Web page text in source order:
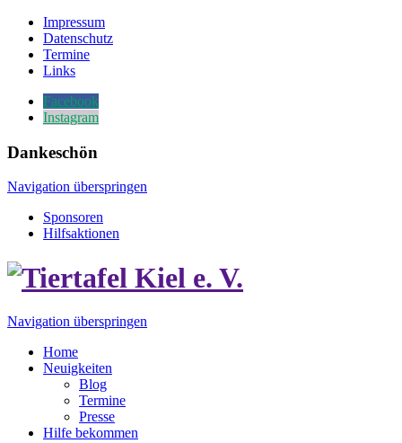
Impressum
Datenschutz
Termine
Links
Facebook
Instagram
Dankeschön
Navigation überspringen
Sponsoren
Hilfsaktionen
Navigation überspringen
Home
Neuigkeiten
Blog
Termine
Presse
Hilfe bekommen